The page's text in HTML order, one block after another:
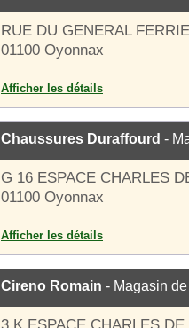
RUE DU GENERAL FERRIE
01100 Oyonnax
Afficher les détails
Chaussures Duraffourd -
G 16 ESPACE CHARLES
01100 Oyonnax
Afficher les détails
Cireno Romain - Magasin